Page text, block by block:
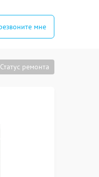
мне
Статус ремонта